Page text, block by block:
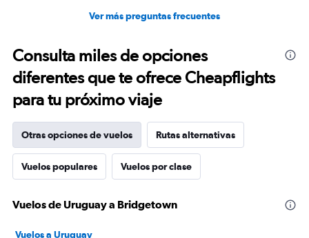
Ver más preguntas frecuentes
Consulta miles de opciones
diferentes que te ofrece Cheapflights
para tu próximo viaje
Otras opciones de vuelos Rutas alternativas
Vuelos populares Vuelos por clase
Vuelos de Uruguay a Bridgetown
Vuelos a Uruguay